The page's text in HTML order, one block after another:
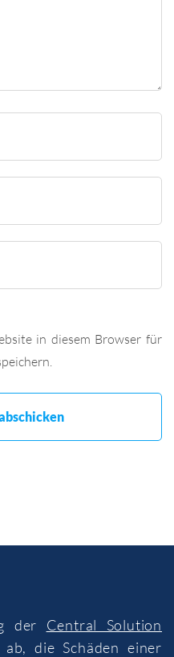
in diesem Browser für
der Central Solution
die Schäden einer